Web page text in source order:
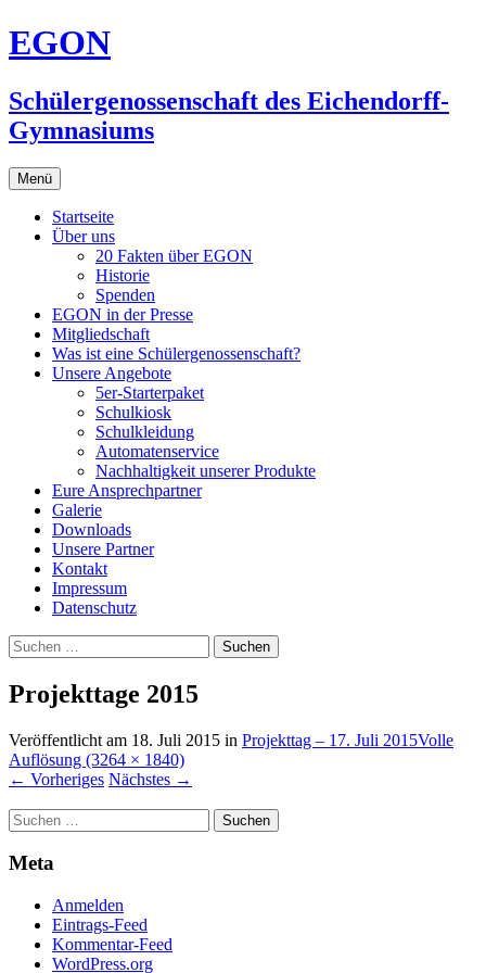
Zum
Inhalt
EGON
Schülergenossenschaft des Eichendorff-
Gymnasiums
Menü
Startseite
Über uns
20 Fakten über EGON
Historie
Spenden
EGON in der Presse
Mitgliedschaft
Was ist eine Schülergenossenschaft?
Unsere Angebote
5er-Starterpaket
Schulkiosk
Schulkleidung
Automatenservice
Nachhaltigkeit unserer Produkte
Eure Ansprechpartner
Galerie
Downloads
Unsere Partner
Kontakt
Impressum
Datenschutz
Suchen
nach:
Projekttage 2015
Veröffentlicht am 18. Juli 2015 in Projekttag – 17. Juli 2015Volle
Auflösung (3264 × 1840)
← Vorheriges Nächstes →
Suchen
nach:
Meta
Anmelden
Eintrags-Feed
Kommentar-Feed
WordPress.org